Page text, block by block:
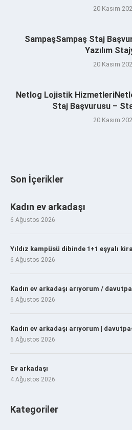
20 Kasım
SampaşSampaş Staj
Yazılım
20 Kasım
Netlog Lojistik
Staj Başvurusu –
20 Kasım
Son İçerikler
Kadın ev arkadaşı
6 Ağustos 2026
Yıldız kampüsü dibinde 1+1 eşyalı
6 Ağustos 2026
Kadın ev arkadaşı arıyorum /
6 Ağustos 2026
Kadın ev arkadaşı arıyorum |
6 Ağustos 2026
Ev arkadaşı
4 Ağustos 2026
Kategoriler